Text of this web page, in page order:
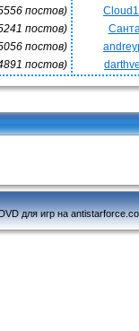
постов)
постов)
постов)
постов)
для игр на